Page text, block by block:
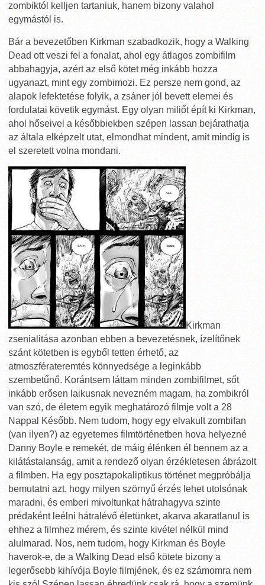
zombiktól kelljen tartaniuk, hanem bizony valahol
egymástól is.
Bár a bevezetőben Kirkman szabadkozik, hogy a Walking
Dead ott veszi fel a fonalat, ahol egy átlagos zombifilm
abbahagyja, azért az első kötet még inkább hozza
ugyanazt, mint egy zombimozi. Ez persze nem gond, az
alapok lefektetése folyik, a zsáner jól bevett elemei és
fordulatai követik egymást. Egy olyan miliőt épít ki Kirkman,
ahol hőseivel a későbbiekben szépen lassan bejárathatja
az általa elképzelt utat, elmondhat mindent, amit mindig is
el szeretett volna mondani.
Kirkman
zsenialitása azonban ebben a bevezetésnek, ízelítőnek
szánt kötetben is egyből tetten érhető, az
atmoszférateremtés könnyedsége a leginkább
szembetűnő. Korántsem láttam minden zombifilmet, sőt
inkább erősen laikusnak nevezném magam, ha zombikról
van szó, de életem egyik meghatározó filmje volt a 28
Nappal Később. Nem tudom, hogy egy elvakult zombifan
(van ilyen?) az egyetemes filmtörténetben hova helyezné
Danny Boyle e remekét, de máig élénken él bennem az a
kilátástalanság, amit a rendező olyan érzékletesen ábrázolt
a filmben. Ha egy posztapokaliptikus történet megpróbálja
bemutatni azt, hogy milyen szörnyű érzés lehet utolsónak
maradni, és emberi mivoltunkat hátrahagyva szinte
prédaként leélni hátralévő életünket, akarva akaratlanul is
ehhez a filmhez mérem, és szinte kivétel nélkül mind
alulmarad. Nos, nem tudom, hogy Kirkman és Boyle
haverok-e, de a Walking Dead első kötete bizony a
legerősebb kihívója Boyle filmjének, és ez számomra nem